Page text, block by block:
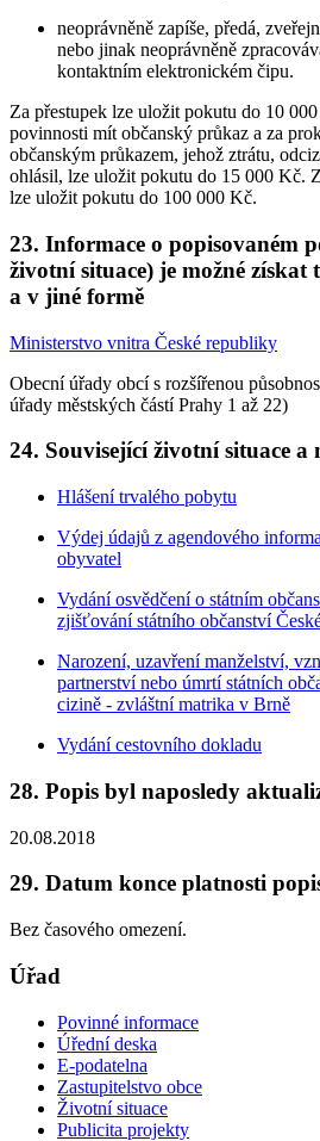
neoprávněně zapíše, předá,
nebo jinak neoprávněně
kontaktním elektronickém čipu.
Za přestupek lze uložit pokutu do 10
povinnosti mít občanský průkaz a za
občanským průkazem, jehož ztrátu,
ohlásil, lze uložit pokutu do 15 000 Kč.
lze uložit pokutu do 100 000 Kč.
23. Informace o popisovaném
životní situace) je možné
a v jiné formě
Ministerstvo vnitra České republiky
Obecní úřady obcí s rozšířenou
úřady městských částí Prahy 1 až 22)
24. Související životní situace
Hlášení trvalého pobytu
Výdej údajů z agendového
obyvatel
Vydání osvědčení o státním
zjišťování státního občanství
Narození, uzavření manželství,
partnerství nebo úmrtí státních
cizině - zvláštní matrika v Brně
Vydání cestovního dokladu
28. Popis byl naposledy
20.08.2018
29. Datum konce platnosti
Bez časového omezení.
Úřad
Povinné informace
Úřední deska
E-podatelna
Zastupitelstvo obce
Životní situace
Publicita projekty